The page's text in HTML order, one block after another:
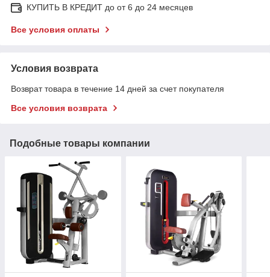
КУПИТЬ В КРЕДИТ до от 6 до 24 месяцев
Все условия оплаты
Условия возврата
Возврат товара в течение 14 дней за счет покупателя
Все условия возврата
Подобные товары компании